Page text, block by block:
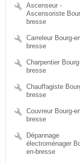
Ascenseur -
Ascensoriste
bresse
Carreleur Bourg-
bresse
Charpentier
bresse
Chauffagiste
bresse
Couvreur Bourg-
bresse
Dépannage
électroménager
en-bresse